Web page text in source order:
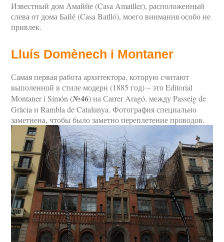
Известный дом Амаййе (Casa Amatller), расположенный
слева от дома Байё (Casa Batlló), моего внимания особо не
привлек.
Lluís Domènech i Montaner
Самая первая работа архитектора, которую считают
выполенной в стиле модерн (1885 год) – это Editorial
Montaner i Simón (№46) на Сarrer Aragó, между Passeig de
Gràcia и Rambla de Catalunya. Фотография специально
заметнена, чтобы было заметно переплетение проводов.